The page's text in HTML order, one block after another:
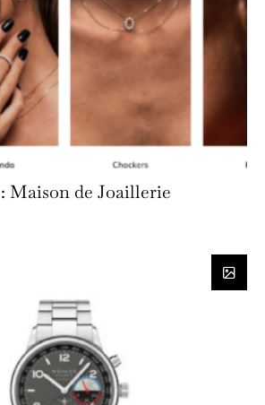
Maison de Joaillerie